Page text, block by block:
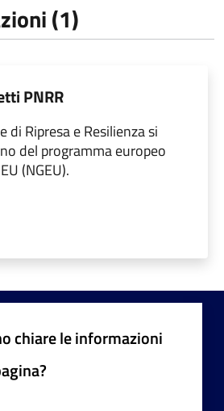
(1)
PNRR
di Ripresa e Resilienza si
del programma europeo
(NGEU).
chiare le informazioni